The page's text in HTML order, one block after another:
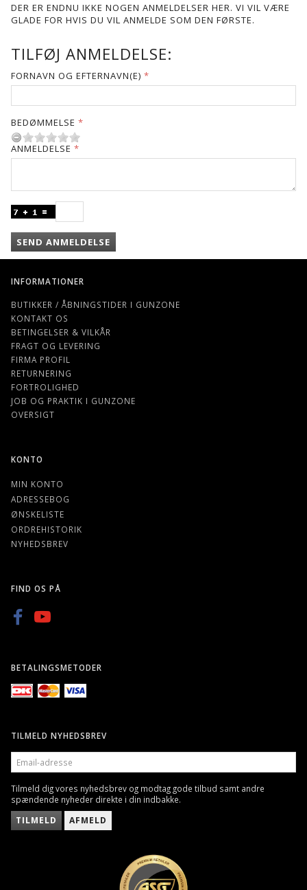
DER ER ENDNU IKKE NOGEN ANMELDELSER HER. VI VIL VÆRE
GLADE FOR HVIS DU VIL ANMELDE SOM DEN FØRSTE.
TILFØJ ANMELDELSE:
FORNAVN OG EFTERNAVN(E)
BEDØMMELSE
ANMELDELSE
SEND ANMELDELSE
INFORMATIONER
BUTIKKER / ÅBNINGSTIDER I GUNZONE
KONTAKT OS
BETINGELSER & VILKÅR
FRAGT OG LEVERING
FIRMA PROFIL
RETURNERING
FORTROLIGHED
JOB OG PRAKTIK I GUNZONE
OVERSIGT
KONTO
MIN KONTO
ADRESSEBOG
ØNSKELISTE
ORDREHISTORIK
NYHEDSBREV
FIND OS PÅ
BETALINGSMETODER
TILMELD NYHEDSBREV
EMAIL-
ADRESSE
Tilmeld dig vores nyhedsbrev og modtag gode tilbud samt andre
spændende nyheder direkte i din indbakke.
TILMELD AFMELD